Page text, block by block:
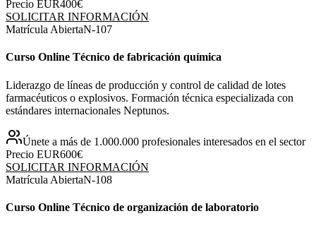
Precio EUR400€
SOLICITAR INFORMACIÓN
Matrícula AbiertaN-107
Curso Online Técnico de fabricación química
Liderazgo de líneas de producción y control de calidad de lotes
farmacéuticos o explosivos. Formación técnica especializada con
estándares internacionales Neptunos.
Únete a más de 1.000.000 profesionales interesados en el sector
Precio EUR600€
SOLICITAR INFORMACIÓN
Matrícula AbiertaN-108
Curso Online Técnico de organización de laboratorio